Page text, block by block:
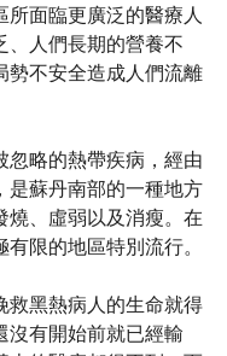
面臨更廣泛的醫療人
、人們長期的營養不
勢不安全造成人們流離
略的熱帶疾病，經由
是蘇丹南部的一種地方
、虛弱以及消瘦。在
限的地區特別流行。
救黑熱病人的生命就得
沒有開始前就已經輸